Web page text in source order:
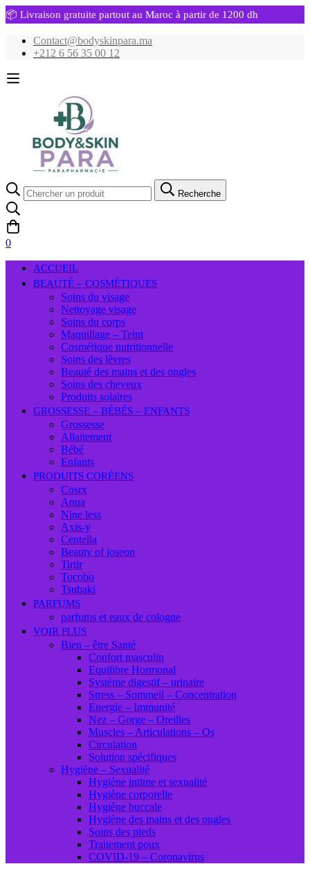
📦 Livraison gratuite partout au Maroc à partir de 1200 dh
Contact@bodyskinpara.ma
+212 6 56 35 00 12
Recherche
pour:
Recherche
0
ACCUEIL
BEAUTÉ – COSMÉTIQUES
Soins du visage
Nettoyage visage
Soins du corps
Maquillage – Teint
Cosmétique nutritionnelle
Soins des lèvres
Beauté des mains et des ongles
Soins des cheveux
Produits solaires
GROSSESSE – BÉBÉS – ENFANTS
Grossesse
Allaitement
Bébé
Enfants
PRODUITS CORÉENS
Cosrx
Anua
Nine less
Axis-y
Centella
Beauty of joseon
Tirtir
Tocobo
Tsubaki
PARFUMS
parfums et eaux de cologne
VOIR PLUS
Bien – être Santé
Confort masculin
Equilibre Hormonal
Système digestif – urinaire
Stress – Sommeil – Concentration
Energie – Immunité
Nez – Gorge – Oreilles
Muscles – Articulations – Os
Circulation
Solution spécifiques
Hygiène – Sexualité
Hygiène intime et sexualité
Hygiène corporelle
Hygiène buccale
Hygiène des mains et des ongles
Soins des pieds
Traitement poux
COVID-19 – Coronavirus